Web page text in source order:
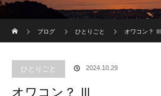
ブログ
ひとりごと オワコン？ Ⅲ
ひとりごと 2024.10.29
オワコン？ Ⅲ